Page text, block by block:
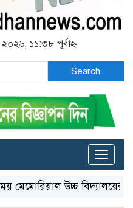
১১:৩৮ পূর্বাহ্ন
Search
Toggle
উচ্চ বিদ্যালয়ের নতুন